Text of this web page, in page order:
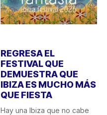
REGRESA EL
FESTIVAL QUE
DEMUESTRA QUE
IBIZA ES MUCHO MÁS
QUE FIESTA
Hay una Ibiza que no cabe